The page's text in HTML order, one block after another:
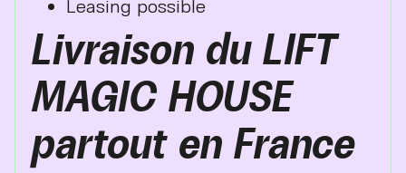
Leasing possible
Livraison du LIFT
MAGIC HOUSE
partout en France